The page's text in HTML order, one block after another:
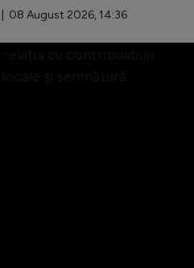
| 08 August 2026, 14:36